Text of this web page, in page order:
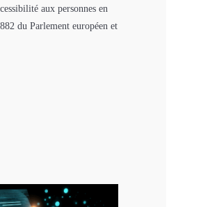
aux personnes en
du Parlement européen et